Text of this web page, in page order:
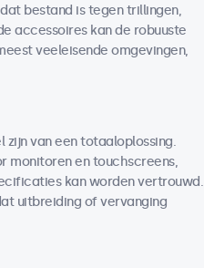
bestand is tegen trillingen,
accessoires kan de robuuste
veeleisende omgevingen,
zijn van een totaaloplossing.
monitoren en touchscreens,
kan worden vertrouwd.
uitbreiding of vervanging